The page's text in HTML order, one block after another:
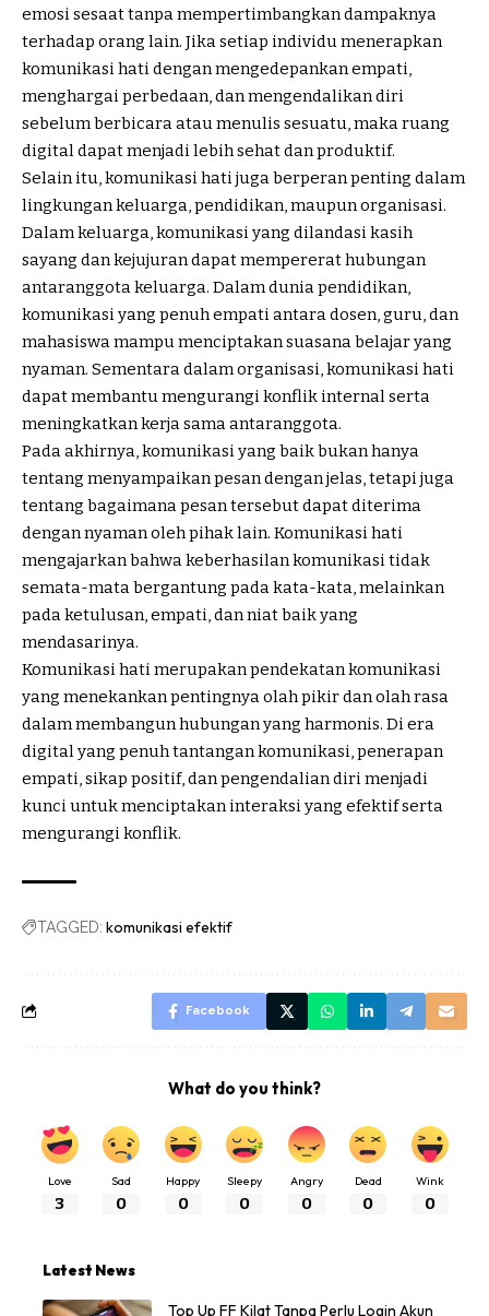
emosi sesaat tanpa mempertimbangkan dampaknya
terhadap orang lain. Jika setiap individu menerapkan
komunikasi hati dengan mengedepankan empati,
menghargai perbedaan, dan mengendalikan diri
sebelum berbicara atau menulis sesuatu, maka ruang
digital dapat menjadi lebih sehat dan produktif.
Selain itu, komunikasi hati juga berperan penting dalam
lingkungan keluarga, pendidikan, maupun organisasi.
Dalam keluarga, komunikasi yang dilandasi kasih
sayang dan kejujuran dapat mempererat hubungan
antaranggota keluarga. Dalam dunia pendidikan,
komunikasi yang penuh empati antara dosen, guru, dan
mahasiswa mampu menciptakan suasana belajar yang
nyaman. Sementara dalam organisasi, komunikasi hati
dapat membantu mengurangi konflik internal serta
meningkatkan kerja sama antaranggota.
Pada akhirnya, komunikasi yang baik bukan hanya
tentang menyampaikan pesan dengan jelas, tetapi juga
tentang bagaimana pesan tersebut dapat diterima
dengan nyaman oleh pihak lain. Komunikasi hati
mengajarkan bahwa keberhasilan komunikasi tidak
semata-mata bergantung pada kata-kata, melainkan
pada ketulusan, empati, dan niat baik yang
mendasarinya.
Komunikasi hati merupakan pendekatan komunikasi
yang menekankan pentingnya olah pikir dan olah rasa
dalam membangun hubungan yang harmonis. Di era
digital yang penuh tantangan komunikasi, penerapan
empati, sikap positif, dan pengendalian diri menjadi
kunci untuk menciptakan interaksi yang efektif serta
mengurangi konflik.
TAGGED: komunikasi efektif
Facebook
What do you think?
Love
3
Sad
0
Happy
0
Sleepy
0
Angry
0
Dead
0
Wink
0
Latest News
Top Up FF Kilat Tanpa Perlu Login Akun